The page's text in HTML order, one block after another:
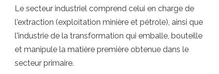
Le secteur industriel comprend celui en charge de
l'extraction (exploitation minière et pétrole), ainsi que
l'industrie de la transformation qui emballe, bouteille
et manipule la matière première obtenue dans le
secteur primaire.